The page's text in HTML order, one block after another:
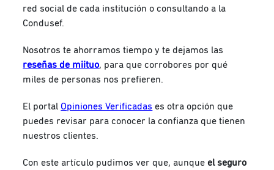
red social de cada institución o consultando a la
Condusef.
Nosotros te ahorramos tiempo y te dejamos las
reseñas de miituo, para que corrobores por qué
miles de personas nos prefieren.
El portal Opiniones Verificadas es otra opción que
puedes revisar para conocer la confianza que tienen
nuestros clientes.
Con este artículo pudimos ver que, aunque el seguro